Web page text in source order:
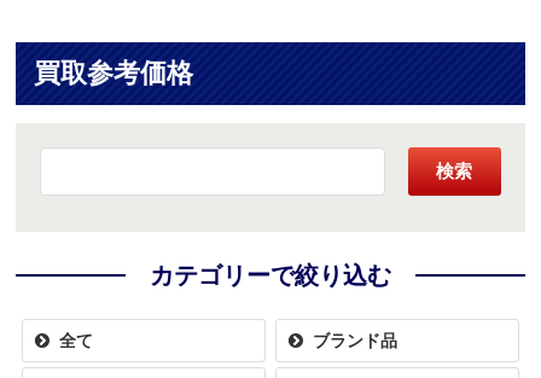
買取参考価格
検索
カテゴリーで絞り込む
全て ブランド品